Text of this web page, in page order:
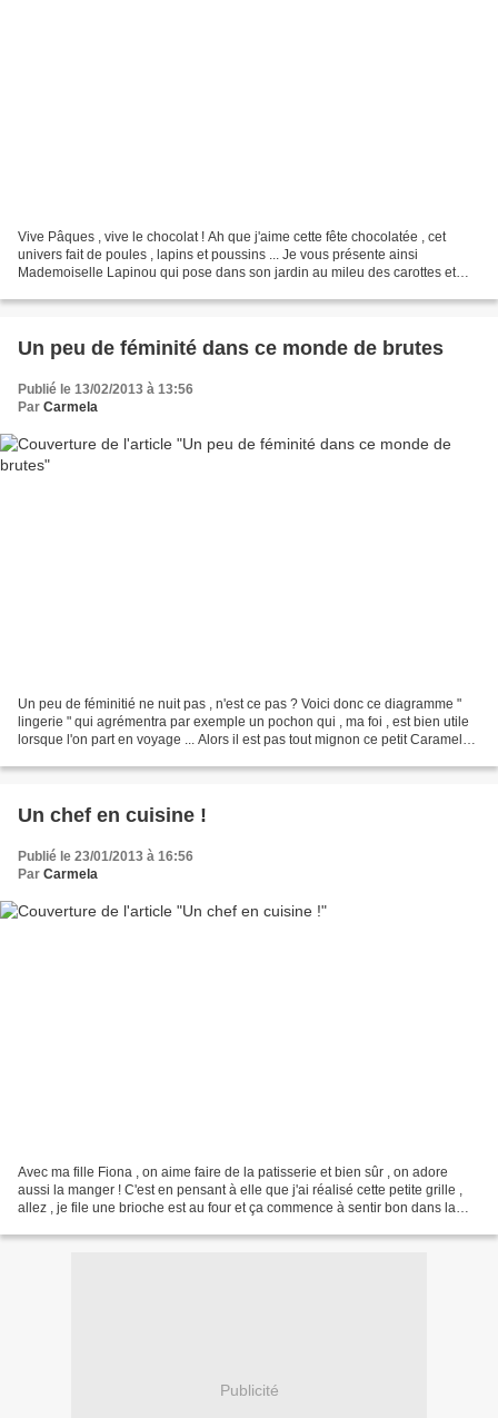
Vive Pâques , vive le chocolat ! Ah que j'aime cette fête chocolatée , cet
univers fait de poules , lapins et poussins ... Je vous présente ainsi
Mademoiselle Lapinou qui pose dans son jardin au mileu des carottes et
Un peu de féminité dans ce monde de brutes
Publié le 13/02/2013 à 13:56
Par Carmela
Un peu de féminitié ne nuit pas , n'est ce pas ? Voici donc ce diagramme "
lingerie " qui agrémentra par exemple un pochon qui , ma foi , est bien utile
lorsque l'on part en voyage ... Alors il est pas tout mignon ce petit Caramel
Un chef en cuisine !
Publié le 23/01/2013 à 16:56
Par Carmela
Avec ma fille Fiona , on aime faire de la patisserie et bien sûr , on adore
aussi la manger ! C'est en pensant à elle que j'ai réalisé cette petite grille ,
allez , je file une brioche est au four et ça commence à sentir bon dans la
Publicité